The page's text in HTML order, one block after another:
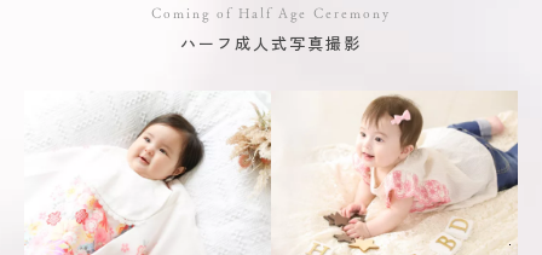
Coming of Half Age Ceremony
ハーフ成人式写真撮影